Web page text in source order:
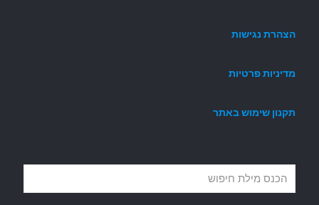
הצהרת נגישות
מדיניות פרטיות
תקנון שימוש באתר